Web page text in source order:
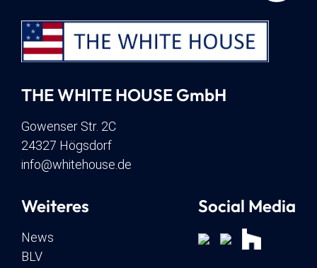
THE WHITE HOUSE GmbH
Gowenser Str. 2C
24327 Högsdorf
info@whitehouse.de
Weiteres
News
BLV
Social Media